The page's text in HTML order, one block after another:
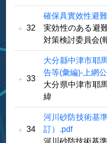
32
確保具實效性避
実効性のある避
対策検討委員会(
33
大分縣中津市耶
告等(彙編)-上網
大分県中津市耶
緯
34
河川砂防技術基
訂）.pdf
河川砂防技術基